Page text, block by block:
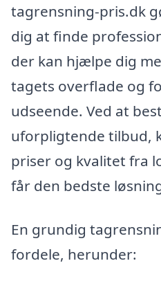
tagrensning-pris.dk
dig at finde
der kan hjælpe dig
tagets overflade og
udseende. Ved at
uforpligtende tilbud,
priser og kvalitet fra
får den bedste
En grundig
fordele, herunder: